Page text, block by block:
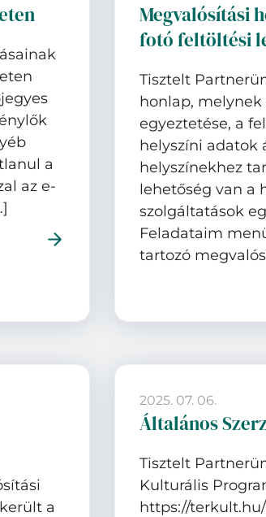
a
az e-
Megvalósítási
fotó feltöltési
Tisztelt
honlap,
egyeztetése, a
helyszíni adatok
helyszínekhez
lehetőség van a
szolgáltatások
Feladataim
tartozó
a
2025. 07. 06.
Általános
Tisztelt
Kulturális
https://